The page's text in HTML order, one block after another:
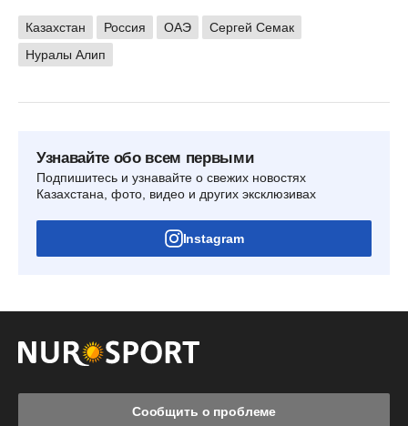
Казахстан Россия ОАЭ
Сергей Семак
Нуралы Алип
Узнавайте обо всем первыми
Подпишитесь и узнавайте о свежих новостях
Казахстана, фото, видео и других эксклюзивах
Instagram
Сообщить о проблеме